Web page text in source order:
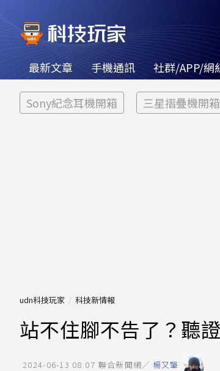
最新文章 手機通訊 社群/APP/網
Sony紀念耳機開箱 三星摺疊機開箱
udn科技玩家 科技新情報
站不住腳不告了？聽
2024-06-13 08:07 聯合新聞網／ 楊又肇